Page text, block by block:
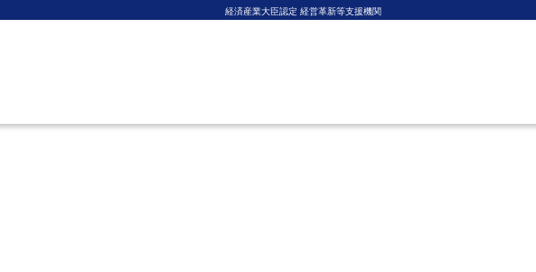
経済産業大臣認定 経営革新等支援機関